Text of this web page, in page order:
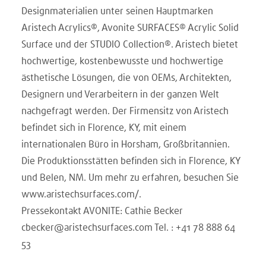
Designmaterialien unter seinen Hauptmarken
Aristech Acrylics®, Avonite SURFACES® Acrylic Solid
Surface und der STUDIO Collection®. Aristech bietet
hochwertige, kostenbewusste und hochwertige
ästhetische Lösungen, die von OEMs, Architekten,
Designern und Verarbeitern in der ganzen Welt
nachgefragt werden. Der Firmensitz von Aristech
befindet sich in Florence, KY, mit einem
internationalen Büro in Horsham, Großbritannien.
Die Produktionsstätten befinden sich in Florence, KY
und Belen, NM. Um mehr zu erfahren, besuchen Sie
www.aristechsurfaces.com/.
Pressekontakt AVONITE: Cathie Becker
cbecker@aristechsurfaces.com Tel. : +41 78 888 64
53